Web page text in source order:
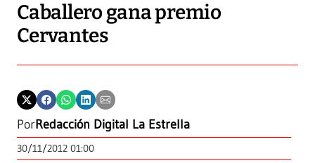
Caballero gana premio
Cervantes
PorRedacción Digital La Estrella
30/11/2012 01:00